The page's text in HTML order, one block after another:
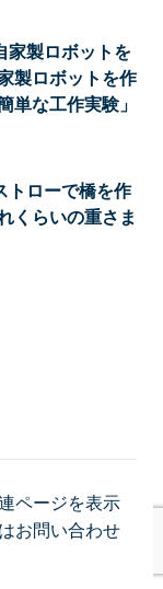
家製ロボットを
製ロボットを作
単な工作実験」
トローで橋を作
くらいの重さま
ページを表示
お問い合わせ